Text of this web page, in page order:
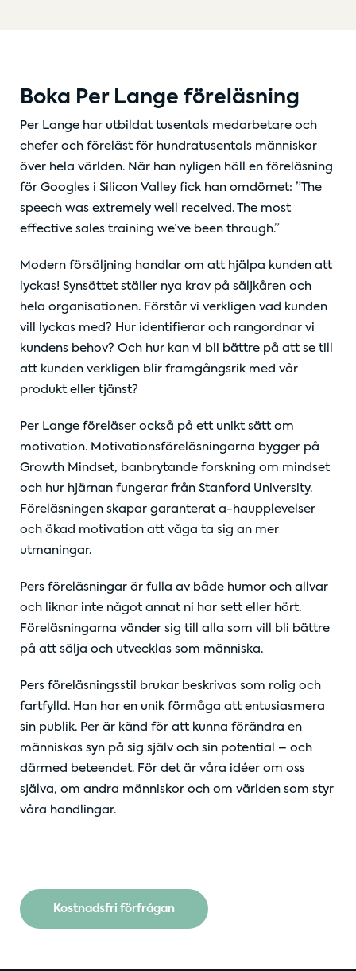
Boka Per Lange föreläsning
Per Lange har utbildat tusentals medarbetare och
chefer och föreläst för hundratusentals människor
över hela världen. När han nyligen höll en föreläsning
för Googles i Silicon Valley fick han omdömet: ”The
speech was extremely well received. The most
effective sales training we’ve been through.”
Modern försäljning handlar om att hjälpa kunden att
lyckas! Synsättet ställer nya krav på säljkåren och
hela organisationen. Förstår vi verkligen vad kunden
vill lyckas med? Hur identifierar och rangordnar vi
kundens behov? Och hur kan vi bli bättre på att se till
att kunden verkligen blir framgångsrik med vår
produkt eller tjänst?
Per Lange föreläser också på ett unikt sätt om
motivation. Motivationsföreläsningarna bygger på
Growth Mindset, banbrytande forskning om mindset
och hur hjärnan fungerar från Stanford University.
Föreläsningen skapar garanterat a-haupplevelser
och ökad motivation att våga ta sig an mer
utmaningar.
Pers föreläsningar är fulla av både humor och allvar
och liknar inte något annat ni har sett eller hört.
Föreläsningarna vänder sig till alla som vill bli bättre
på att sälja och utvecklas som människa.
Pers föreläsningsstil brukar beskrivas som rolig och
fartfylld. Han har en unik förmåga att entusiasmera
sin publik. Per är känd för att kunna förändra en
människas syn på sig själv och sin potential – och
därmed beteendet. För det är våra idéer om oss
själva, om andra människor och om världen som styr
våra handlingar.
Kostnadsfri förfrågan